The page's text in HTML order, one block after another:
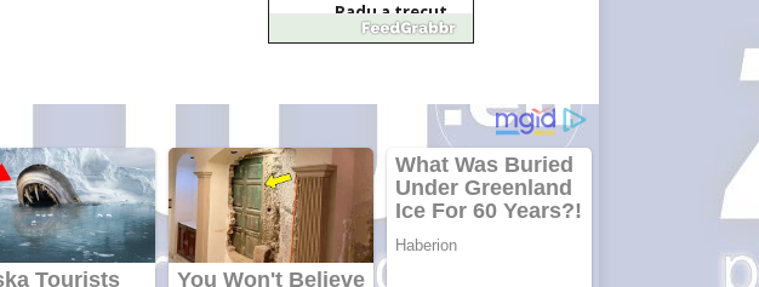
Radu a trecut
la Domnul
Gherla, polițist
acuzat de
abuz în
serviciu
Covid-19: 755
de cazuri noi
în România